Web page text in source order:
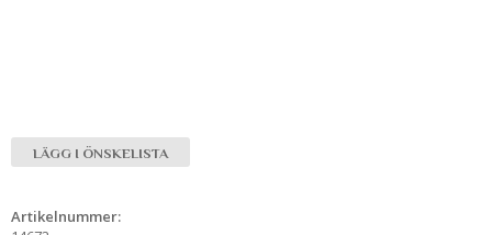
LÄGG I ÖNSKELISTA
Artikelnummer: